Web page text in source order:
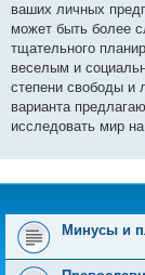
ваших личных
может быть более
тщательного
веселым и
степени свободы и
варианта
исследовать мир
Минусы и